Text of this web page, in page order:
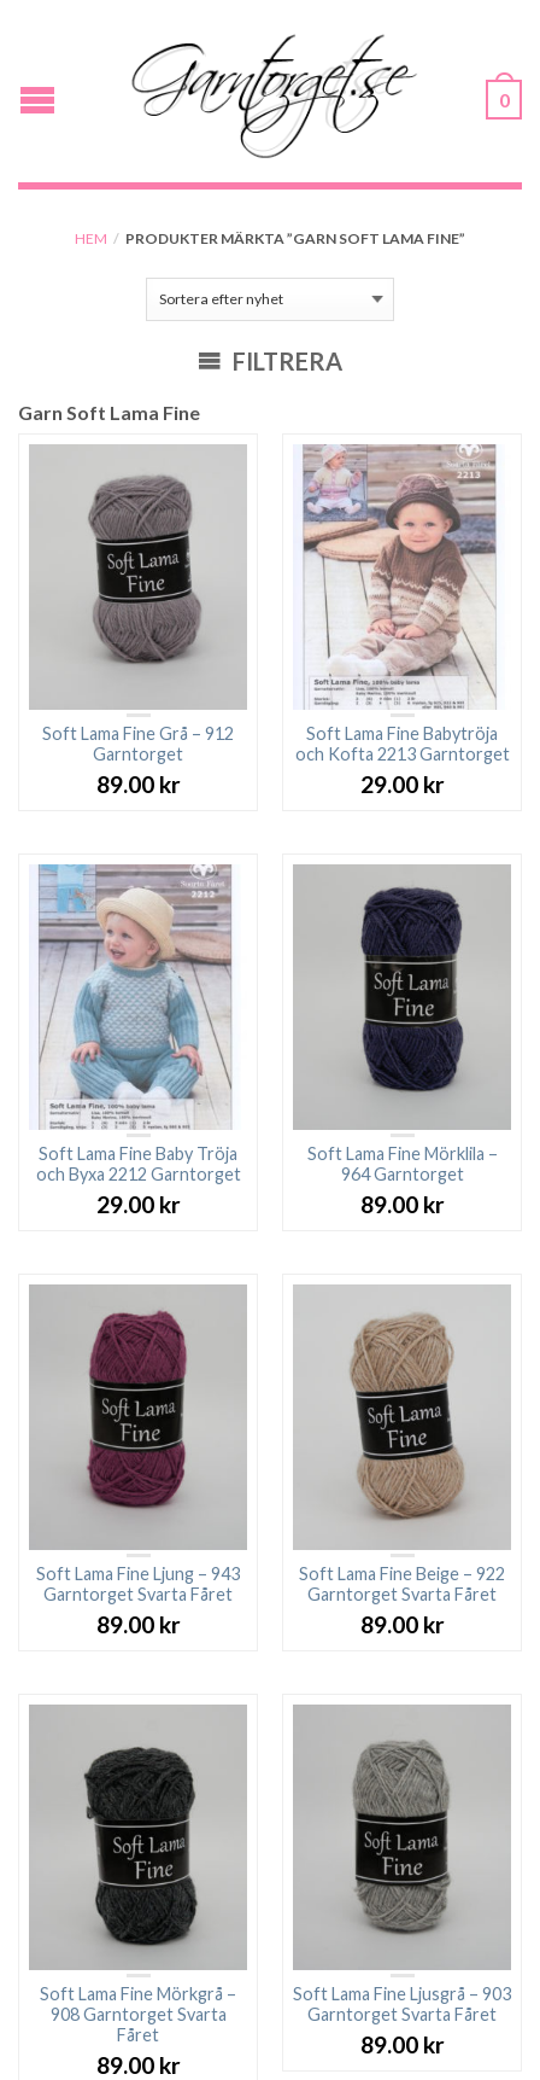
0
HEM / PRODUKTER MÄRKTA ”GARN SOFT LAMA FINE”
FILTRERA
Garn Soft Lama Fine
Soft Lama Fine Grå – 912
Garntorget
89.00 kr
Soft Lama Fine Babytröja
och Kofta 2213 Garntorget
29.00 kr
Soft Lama Fine Baby Tröja
och Byxa 2212 Garntorget
29.00 kr
Soft Lama Fine Mörklila –
964 Garntorget
89.00 kr
Soft Lama Fine Ljung – 943
Garntorget Svarta Fåret
89.00 kr
Soft Lama Fine Beige – 922
Garntorget Svarta Fåret
89.00 kr
Soft Lama Fine Mörkgrå –
908 Garntorget Svarta
Fåret
89.00 kr
Soft Lama Fine Ljusgrå – 903
Garntorget Svarta Fåret
89.00 kr